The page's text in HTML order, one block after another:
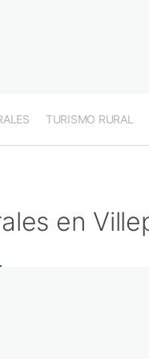
TURISMO RURAL
en